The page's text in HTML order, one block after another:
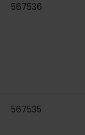
567536
567535